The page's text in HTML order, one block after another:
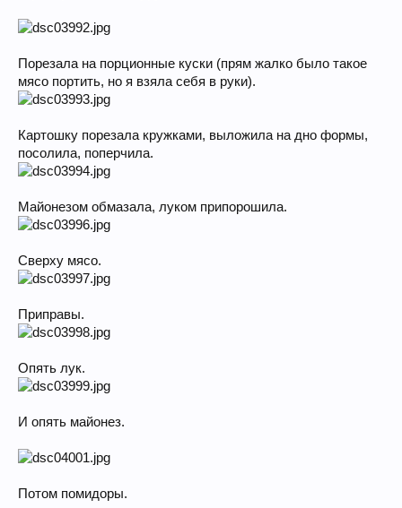
Порезала на порционные куски (прям жалко было такое
мясо портить, но я взяла себя в руки).
Картошку порезала кружками, выложила на дно формы,
посолила, поперчила.
Майонезом обмазала, луком припорошила.
Сверху мясо.
Приправы.
Опять лук.
И опять майонез.
Потом помидоры.